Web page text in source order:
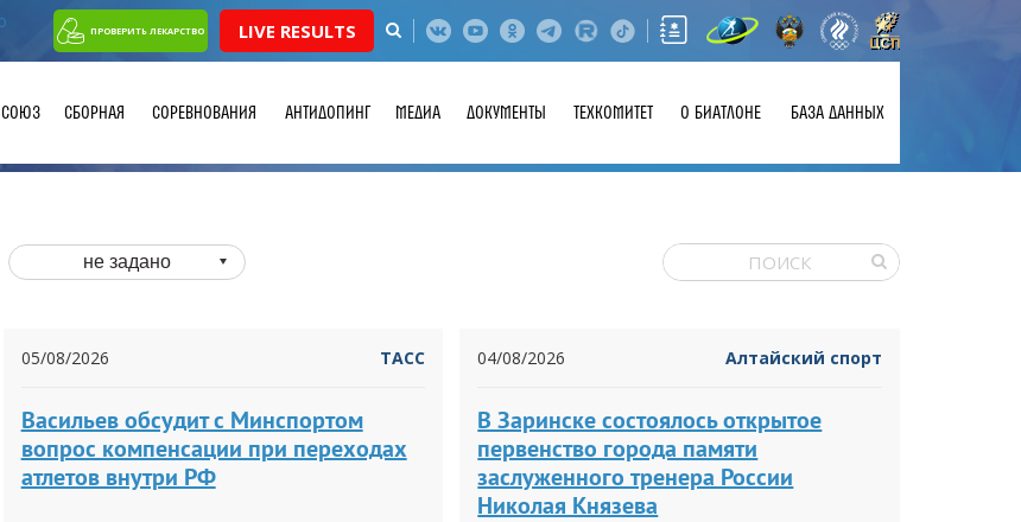
ПРОВЕРИТЬ ЛЕКАРСТВО LIVE RESULTS
СОЮЗ СБОРНАЯ СОРЕВНОВАНИЯ АНТИДОПИНГ МЕДИА ДОКУМЕНТЫ ТЕХКОМИТЕТ О БИАТЛОНЕ БАЗА ДАННЫХ
не задано
05/08/2026 ТАСС
Васильев обсудит с Минспортом
вопрос компенсации при переходах
атлетов внутри РФ
04/08/2026 Алтайский спорт
В Заринске состоялось открытое
первенство города памяти
заслуженного тренера России
Николая Князева